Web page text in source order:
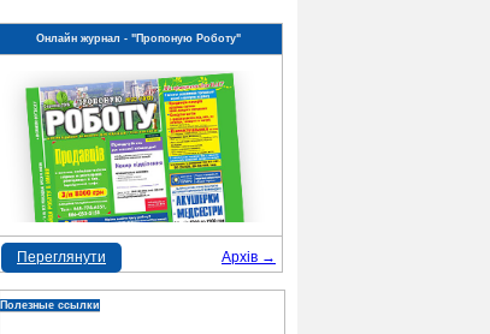
Онлайн журнал - "Пропоную Роботу"
Архів →
Переглянути
Полезные ссылки